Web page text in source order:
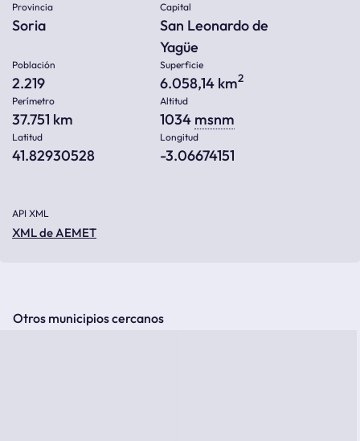
Provincia
Soria
Capital
San Leonardo de
Yagüe
Población
2.219
Superficie
6.058,14 km2
Perímetro
37.751 km
Altitud
1034 msnm
Latitud
41.82930528
Longitud
-3.06674151
API XML
XML de AEMET
Otros municipios cercanos